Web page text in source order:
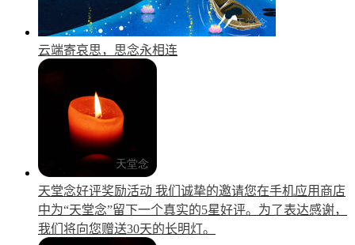
云端寄哀思，思念永相连
天堂念好评奖励活动 我们诚挚的邀请您在手机应用商店
中为“天堂念”留下一个真实的5星好评。为了表达感谢，
我们将向您赠送30天的长明灯。